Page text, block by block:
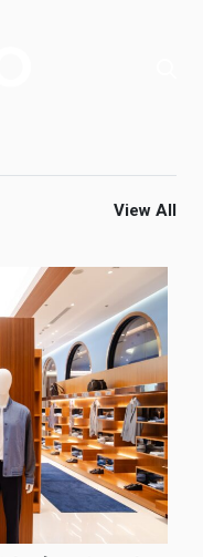
View All